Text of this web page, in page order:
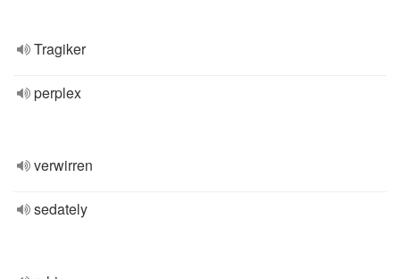
Tragiker
perplex
verwirren
sedately